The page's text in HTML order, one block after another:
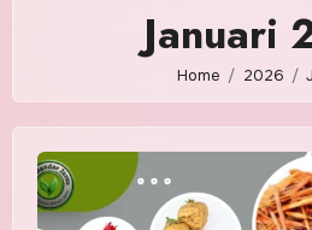
Januari
Home 2026